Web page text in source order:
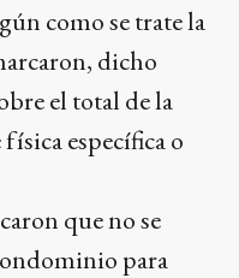
como se trate la
dicho
el total de la
específica o
que no se
para